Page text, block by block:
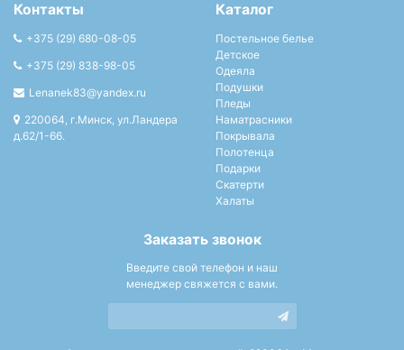
Контакты
+375 (29) 680-08-05
+375 (29) 838-98-05
Lenanek83@yandex.ru
220064, г.Минск, ул.Ландера
д.62/1-66.
Каталог
Постельное белье
Детское
Одеяла
Подушки
Пледы
Наматрасники
Покрывала
Полотенца
Подарки
Скатерти
Халаты
Заказать звонок
Введите свой телефон и наш
менеджер свяжется с вами.